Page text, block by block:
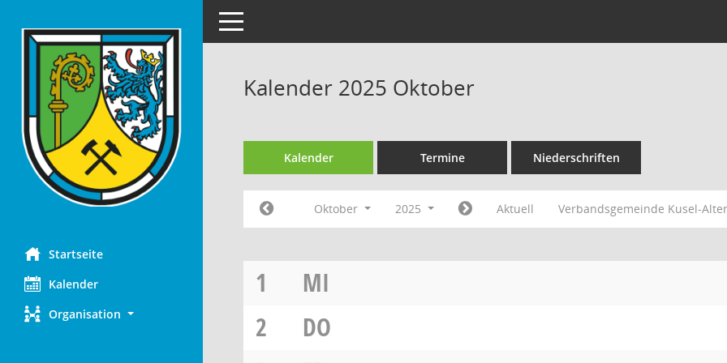
Startseite
Kalender
Organisation
Toggle navigation
Kalender 2025 Oktober
Kalender Termine Niederschriften
Oktober 2025 Aktuell Verbandsgemeinde Kusel-
1
MI
2
DO